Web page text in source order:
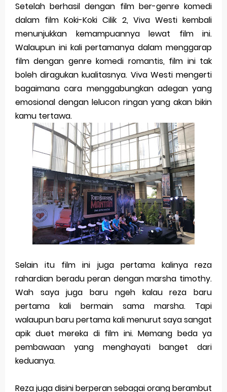
Setelah berhasil dengan film ber-genre komedi
dalam film Koki-Koki Cilik 2, Viva Westi kembali
menunjukkan kemampuannya lewat film ini.
Walaupun ini kali pertamanya dalam menggarap
film dengan genre komedi romantis, film ini tak
boleh diragukan kualitasnya. Viva Westi mengerti
bagaimana cara menggabungkan adegan yang
emosional dengan lelucon ringan yang akan bikin
kamu tertawa.
Selain itu film ini juga pertama kalinya reza
rahardian beradu peran dengan marsha timothy.
Wah saya juga baru ngeh kalau reza baru
pertama kali bermain sama marsha. Tapi
walaupun baru pertama kali menurut saya sangat
apik duet mereka di film ini. Memang beda ya
pembawaan yang menghayati banget dari
keduanya.
Reza juga disini berperan sebagai orang berambut